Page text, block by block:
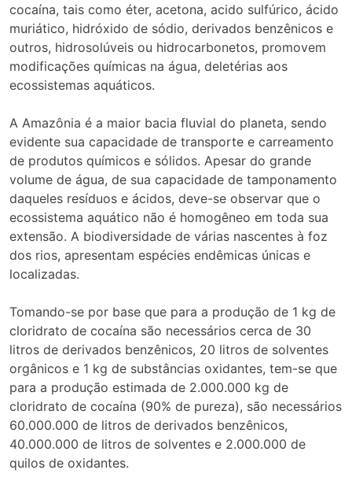
cocaína, tais como éter, acetona, acido sulfúrico, ácido
muriático, hidróxido de sódio, derivados benzênicos e
outros, hidrosolúveis ou hidrocarbonetos, promovem
modificações químicas na água, deletérias aos
ecossistemas aquáticos.
A Amazônia é a maior bacia fluvial do planeta, sendo
evidente sua capacidade de transporte e carreamento
de produtos químicos e sólidos. Apesar do grande
volume de água, de sua capacidade de tamponamento
daqueles resíduos e ácidos, deve-se observar que o
ecossistema aquático não é homogêneo em toda sua
extensão. A biodiversidade de várias nascentes à foz
dos rios, apresentam espécies endêmicas únicas e
localizadas.
Tomando-se por base que para a produção de 1 kg de
cloridrato de cocaína são necessários cerca de 30
litros de derivados benzênicos, 20 litros de solventes
orgânicos e 1 kg de substâncias oxidantes, tem-se que
para a produção estimada de 2.000.000 kg de
cloridrato de cocaína (90% de pureza), são necessários
60.000.000 de litros de derivados benzênicos,
40.000.000 de litros de solventes e 2.000.000 de
quilos de oxidantes.